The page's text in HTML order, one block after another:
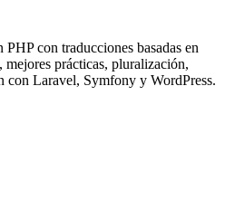
con traducciones basadas en
prácticas, pluralización,
con Laravel, Symfony y WordPress.